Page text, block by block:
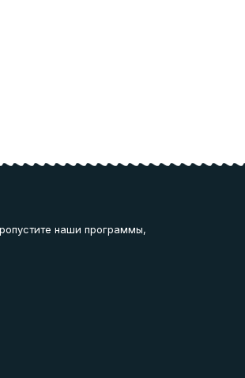
наши программы,